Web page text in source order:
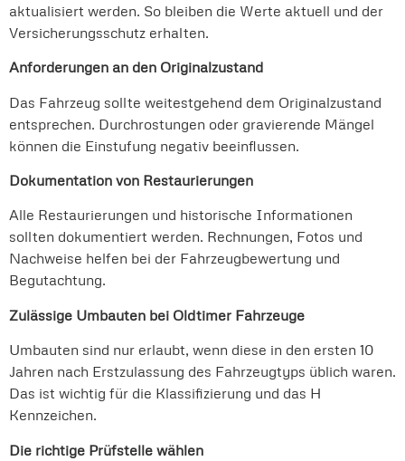
aktualisiert werden. So bleiben die Werte aktuell und der
Versicherungsschutz erhalten.
Anforderungen an den Originalzustand
Das Fahrzeug sollte weitestgehend dem Originalzustand
entsprechen. Durchrostungen oder gravierende Mängel
können die Einstufung negativ beeinflussen.
Dokumentation von Restaurierungen
Alle Restaurierungen und historische Informationen
sollten dokumentiert werden. Rechnungen, Fotos und
Nachweise helfen bei der Fahrzeugbewertung und
Begutachtung.
Zulässige Umbauten bei Oldtimer Fahrzeuge
Umbauten sind nur erlaubt, wenn diese in den ersten 10
Jahren nach Erstzulassung des Fahrzeugtyps üblich waren.
Das ist wichtig für die Klassifizierung und das H
Kennzeichen.
Die richtige Prüfstelle wählen